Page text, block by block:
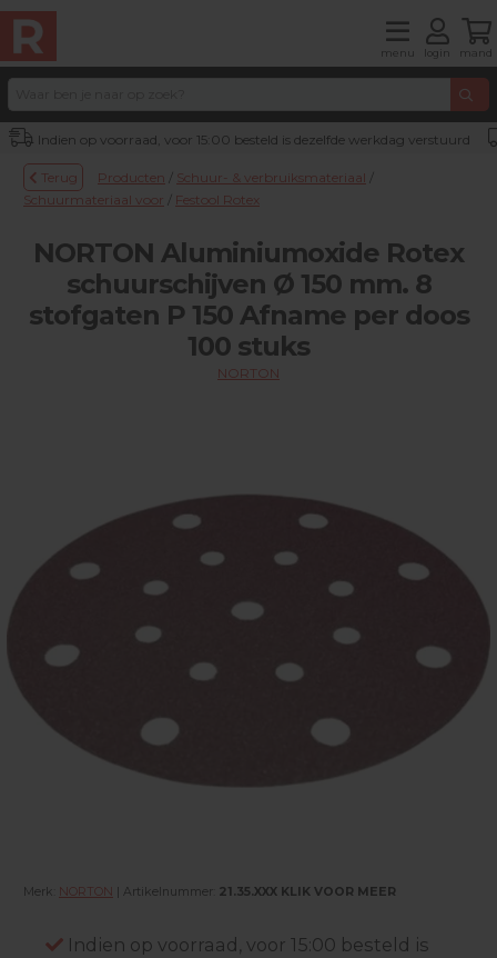
menu login mand
Indien op voorraad, voor 15:00 besteld is dezelfde werkdag verstuurd
Terug Producten / Schuur- & verbruiksmateriaal /
Schuurmateriaal voor / Festool Rotex
NORTON Aluminiumoxide Rotex
schuurschijven Ø 150 mm. 8
stofgaten P 150 Afname per doos
100 stuks
NORTON
Merk: NORTON | Artikelnummer: 21.35.XXX KLIK VOOR MEER
Indien op voorraad, voor 15:00 besteld is